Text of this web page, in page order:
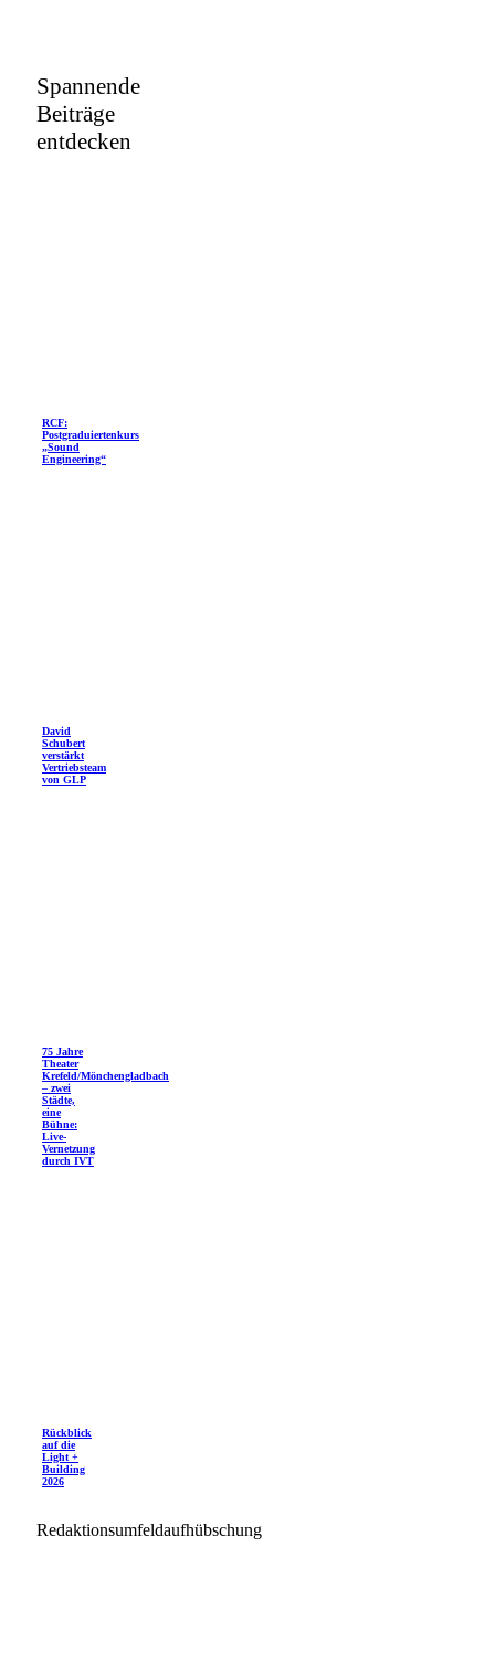
Spannende
Beiträge
entdecken
RCF:
Postgraduiertenkurs
„Sound
Engineering“
David
Schubert
verstärkt
Vertriebsteam
von GLP
75 Jahre
Theater
Krefeld/Mönchengladbach
– zwei
Städte,
eine
Bühne:
Live-
Vernetzung
durch IVT
Rückblick
auf die
Light +
Building
2026
Redaktionsumfeldaufhübschung